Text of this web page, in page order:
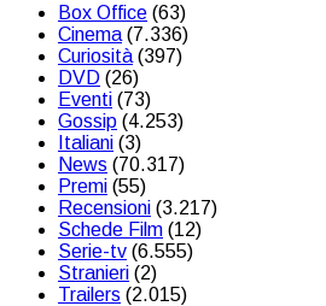
Box Office (63)
Cinema (7.336)
Curiosità (397)
DVD (26)
Eventi (73)
Gossip (4.253)
Italiani (3)
News (70.317)
Premi (55)
Recensioni (3.217)
Schede Film (12)
Serie-tv (6.555)
Stranieri (2)
Trailers (2.015)